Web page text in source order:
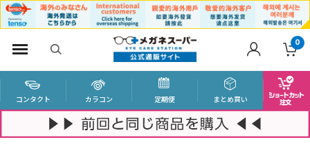
0
コンタクト カラコン 定期便 まとめ買い